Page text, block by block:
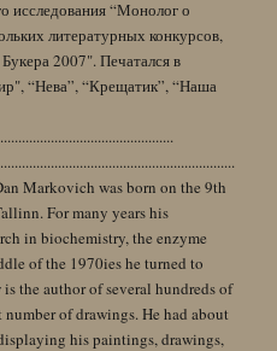
исследования “Монолог о
литературных конкурсов,
2007". Печатался в
“Нева”, “Крещатик”, “Наша
Markovich was born on the 9th
For many years his
in biochemistry, the enzyme
of the 1970ies he turned to
the author of several hundreds of
of drawings. He had about
his paintings, drawings,